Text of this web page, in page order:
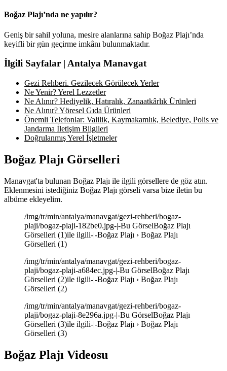
Boğaz Plajı’nda ne yapılır?
Geniş bir sahil yoluna, mesire alanlarına sahip Boğaz Plajı’nda
keyifli bir gün geçirme imkânı bulunmaktadır.
İlgili Sayfalar | Antalya Manavgat
Gezi Rehberi. Gezilecek Görülecek Yerler
Ne Yenir? Yerel Lezzetler
Ne Alınır? Hediyelik, Hatıralık, Zanaatkârlık Ürünleri
Ne Alınır? Yöresel Gıda Ürünleri
Önemli Telefonlar: Valilik, Kaymakamlık, Belediye, Polis ve
Jandarma İletişim Bilgileri
Doğrulanmış Yerel İşletmeler
Boğaz Plajı Görselleri
Manavgat'ta bulunan Boğaz Plajı ile ilgili görsellere de göz atın.
Eklenmesini istediğiniz Boğaz Plajı görseli varsa bize iletin bu
albüme ekleyelim.
/img/tr/min/antalya/manavgat/gezi-rehberi/bogaz-
plaji/bogaz-plaji-182be0.jpg-|-Bu GörselBoğaz Plajı
Görselleri (1)ile ilgili-|-Boğaz Plajı › Boğaz Plajı
Görselleri (1)
/img/tr/min/antalya/manavgat/gezi-rehberi/bogaz-
plaji/bogaz-plaji-a684ec.jpg-|-Bu GörselBoğaz Plajı
Görselleri (2)ile ilgili-|-Boğaz Plajı › Boğaz Plajı
Görselleri (2)
/img/tr/min/antalya/manavgat/gezi-rehberi/bogaz-
plaji/bogaz-plaji-8e296a.jpg-|-Bu GörselBoğaz Plajı
Görselleri (3)ile ilgili-|-Boğaz Plajı › Boğaz Plajı
Görselleri (3)
Boğaz Plajı Videosu